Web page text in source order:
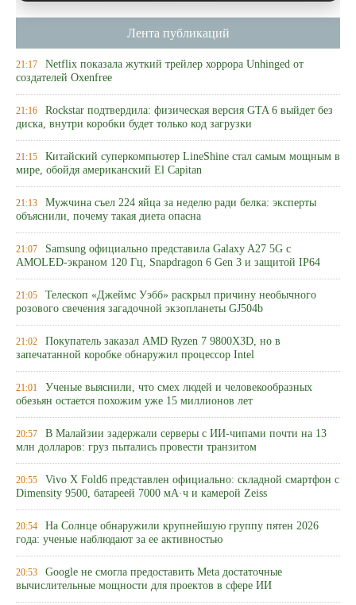
Лента публикаций
21:17 Netflix показала жуткий трейлер хоррора Unhinged от
создателей Oxenfree
21:16 Rockstar подтвердила: физическая версия GTA 6 выйдет без
диска, внутри коробки будет только код загрузки
21:15 Китайский суперкомпьютер LineShine стал самым мощным в
мире, обойдя американский El Capitan
21:13 Мужчина съел 224 яйца за неделю ради белка: эксперты
объяснили, почему такая диета опасна
21:07 Samsung официально представила Galaxy A27 5G с
AMOLED-экраном 120 Гц, Snapdragon 6 Gen 3 и защитой IP64
21:05 Телескоп «Джеймс Уэбб» раскрыл причину необычного
розового свечения загадочной экзопланеты GJ504b
21:02 Покупатель заказал AMD Ryzen 7 9800X3D, но в
запечатанной коробке обнаружил процессор Intel
21:01 Ученые выяснили, что смех людей и человекообразных
обезьян остается похожим уже 15 миллионов лет
20:57 В Малайзии задержали серверы с ИИ-чипами почти на 13
млн долларов: груз пытались провести транзитом
20:55 Vivo X Fold6 представлен официально: складной смартфон с
Dimensity 9500, батареей 7000 мА·ч и камерой Zeiss
20:54 На Солнце обнаружили крупнейшую группу пятен 2026
года: ученые наблюдают за ее активностью
20:53 Google не смогла предоставить Meta достаточные
вычислительные мощности для проектов в сфере ИИ